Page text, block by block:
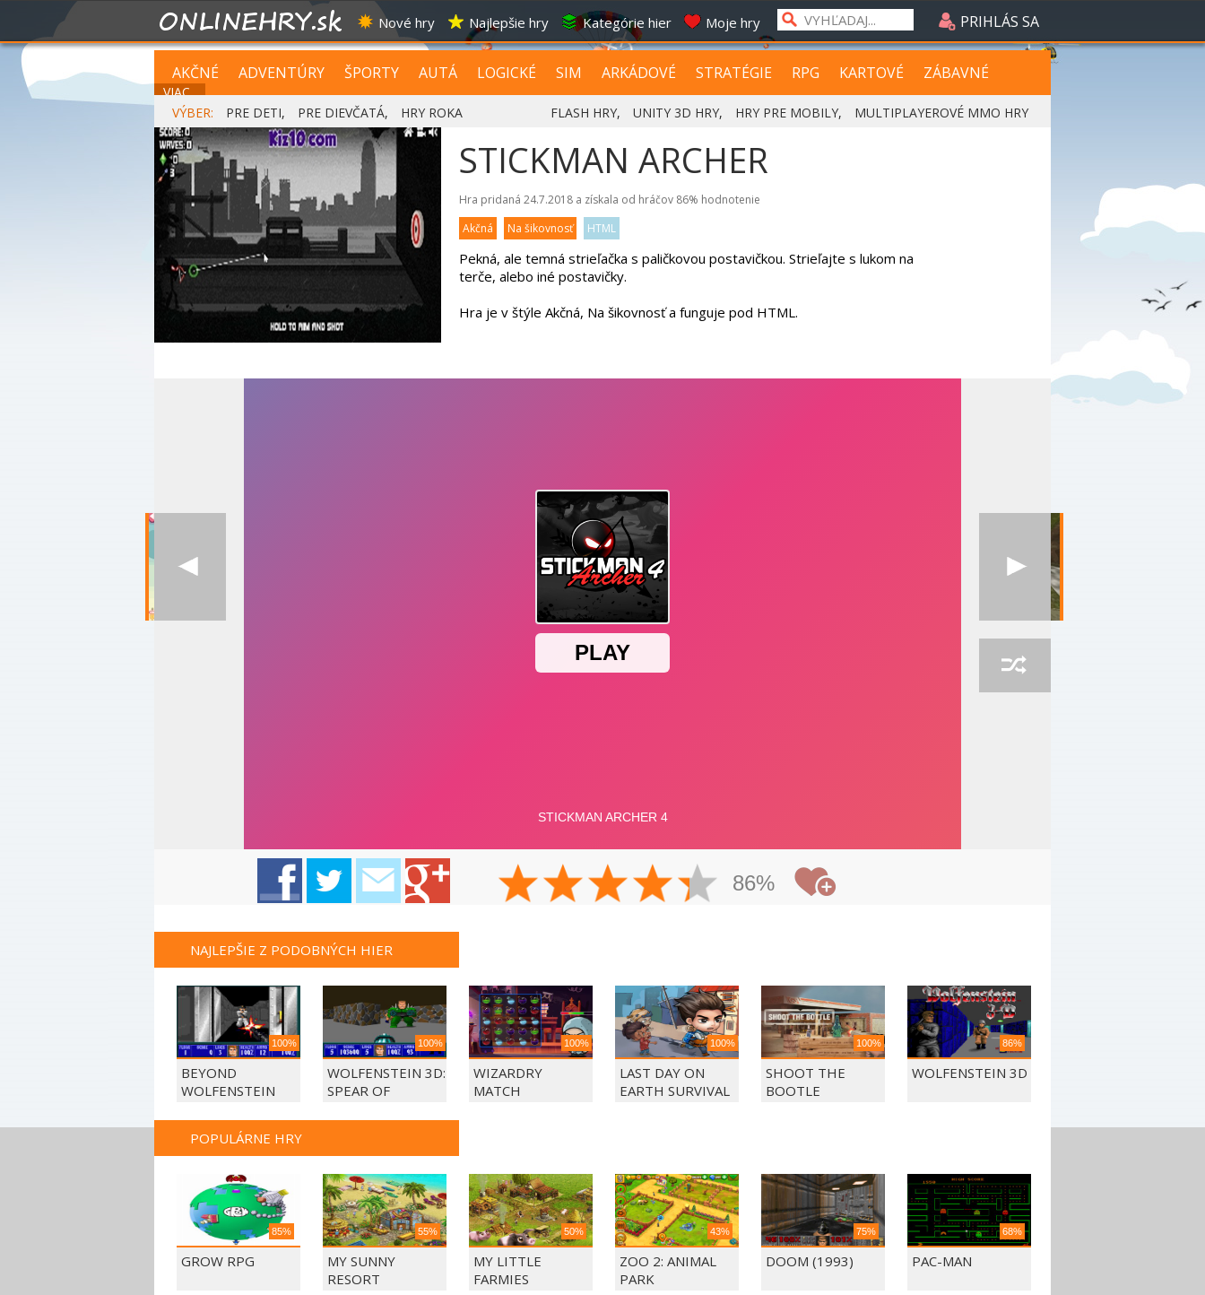
Nové hry Najlepšie hry Kategórie hier Moje hry PRIHLÁS SA
AKČNÉ ADVENTÚRY ŠPORTY AUTÁ LOGICKÉ SIM ARKÁDOVÉ STRATÉGIE RPG KARTOVÉ ZÁBAVNÉ
VIAC...
VÝBER:
PRE DETI, PRE DIEVČATÁ, HRY ROKA FLASH HRY, UNITY 3D HRY, HRY PRE MOBILY, MULTIPLAYEROVÉ MMO HRY
STICKMAN ARCHER
Hra pridaná 24.7.2018 a získala od hráčov 86% hodnotenie
Akčná
Na šikovnosť HTML
Pekná, ale temná strieľačka s paličkovou postavičkou. Strieľajte s lukom na
terče, alebo iné postavičky.
Hra je v štýle Akčná, Na šikovnosť a funguje pod HTML.
86%
NAJLEPŠIE Z PODOBNÝCH HIER
100%
BEYOND
WOLFENSTEIN
100%
WOLFENSTEIN 3D:
SPEAR OF
100%
WIZARDRY
MATCH
100%
LAST DAY ON
EARTH SURVIVAL
100%
SHOOT THE
BOOTLE
86%
WOLFENSTEIN 3D
POPULÁRNE HRY
85%
GROW RPG
55%
MY SUNNY
RESORT
50%
MY LITTLE
FARMIES
43%
ZOO 2: ANIMAL
PARK
75%
DOOM (1993)
68%
PAC-MAN